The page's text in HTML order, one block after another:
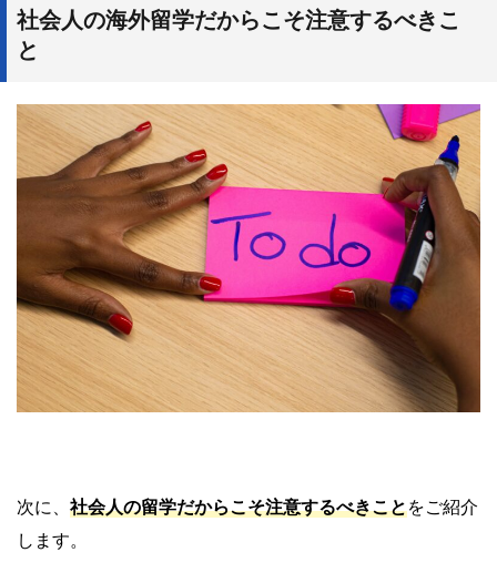
社会人の海外留学だからこそ注意するべきこ
と
次に、 社会人の留学だからこそ注意するべきことをご紹介
します。